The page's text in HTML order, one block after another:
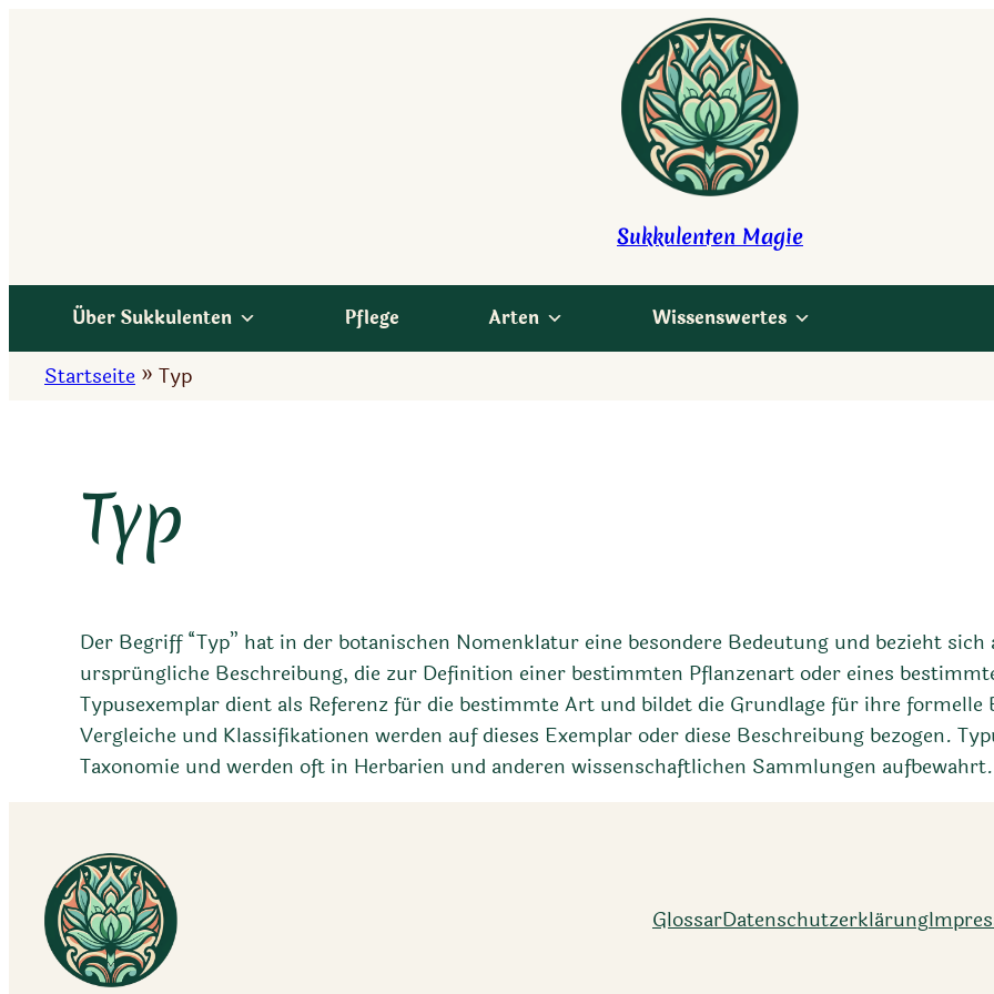
Sukkulenten Magie
Über Sukkulenten Pflege Arten Wissenswertes
Startseite » Typ
Typ
Der Begriff “Typ” hat in der botanischen Nomenklatur eine besondere Bedeutung und bezieht
ursprüngliche Beschreibung, die zur Definition einer bestimmten Pflanzenart oder eines
Typusexemplar dient als Referenz für die bestimmte Art und bildet die Grundlage für ihre
Vergleiche und Klassifikationen werden auf dieses Exemplar oder diese Beschreibung bezogen.
Taxonomie und werden oft in Herbarien und anderen wissenschaftlichen Sammlungen aufbewahrt.
GlossarDatenschutz­erklärung